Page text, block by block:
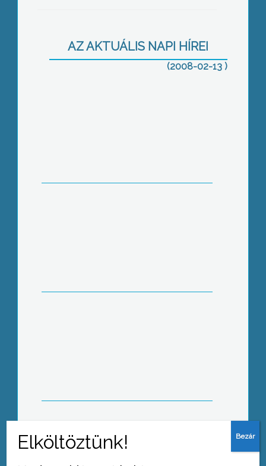
AZ AKTUÁLIS NAPI HÍREI
(2008-02-13 )
hamarosan Gyöngyös egyik
legforgalmasabb közparkja, a Barátok